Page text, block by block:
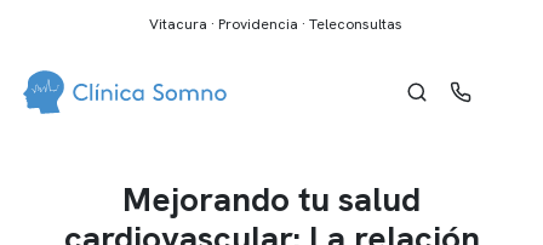
Vitacura · Providencia · Teleconsultas
Mejorando tu salud